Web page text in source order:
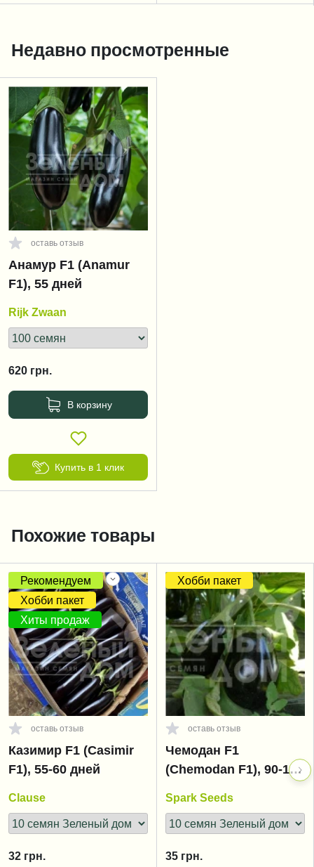
Недавно просмотренные
оставь отзыв
Анамур F1 (Anamur
F1), 55 дней
Rijk Zwaan
620 грн.
В корзину
Купить в 1 клик
Похожие товары
Рекомендуем
Хобби пакет
Хиты продаж
оставь отзыв
Казимир F1 (Casimir
F1), 55-60 дней
Clause
32 грн.
Хобби пакет
оставь отзыв
Чемодан F1
(Chemodan F1), 90-105
Spark Seeds
35 грн.